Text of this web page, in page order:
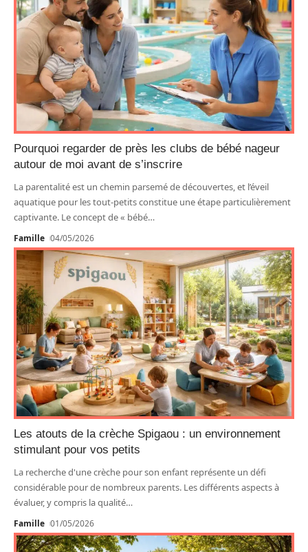
Pourquoi regarder de près les clubs de bébé nageur
autour de moi avant de s’inscrire
La parentalité est un chemin parsemé de découvertes, et l’éveil
aquatique pour les tout-petits constitue une étape particulièrement
captivante. Le concept de « bébé…
Famille 04/05/2026
Les atouts de la crèche Spigaou : un environnement
stimulant pour vos petits
La recherche d'une crèche pour son enfant représente un défi
considérable pour de nombreux parents. Les différents aspects à
évaluer, y compris la qualité…
Famille 01/05/2026